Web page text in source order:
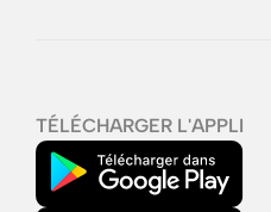
TÉLÉCHARGER L'APPLI